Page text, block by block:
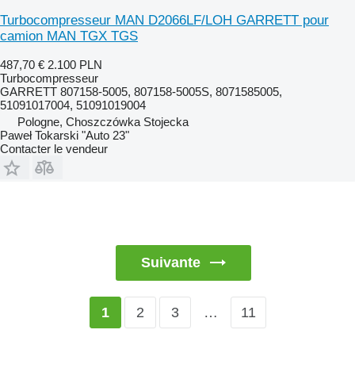
Turbocompresseur MAN D2066LF/LOH GARRETT pour
camion MAN TGX TGS
487,70 € 2.100 PLN
Turbocompresseur
GARRETT 807158-5005, 807158-5005S, 8071585005,
51091017004, 51091019004
Pologne, Choszczówka Stojecka
Paweł Tokarski "Auto 23"
Contacter le vendeur
Suivante
1 2 3 … 11